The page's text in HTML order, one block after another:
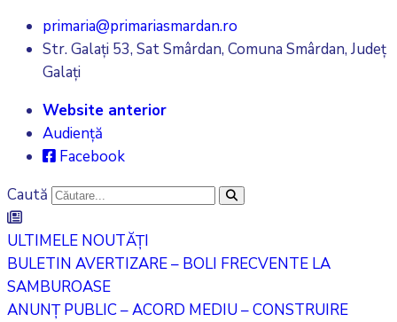
primaria@primariasmardan.ro
Str. Galați 53, Sat Smârdan, Comuna Smârdan, Județ
Galați
Website anterior
Audiență
Facebook
Caută
ULTIMELE NOUTĂȚI
BULETIN AVERTIZARE – BOLI FRECVENTE LA
SAMBUROASE
ANUNȚ PUBLIC – ACORD MEDIU – CONSTRUIRE